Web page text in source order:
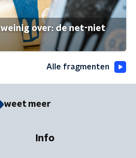
over: de net-niet
Alle fragmenten
weet meer
Info